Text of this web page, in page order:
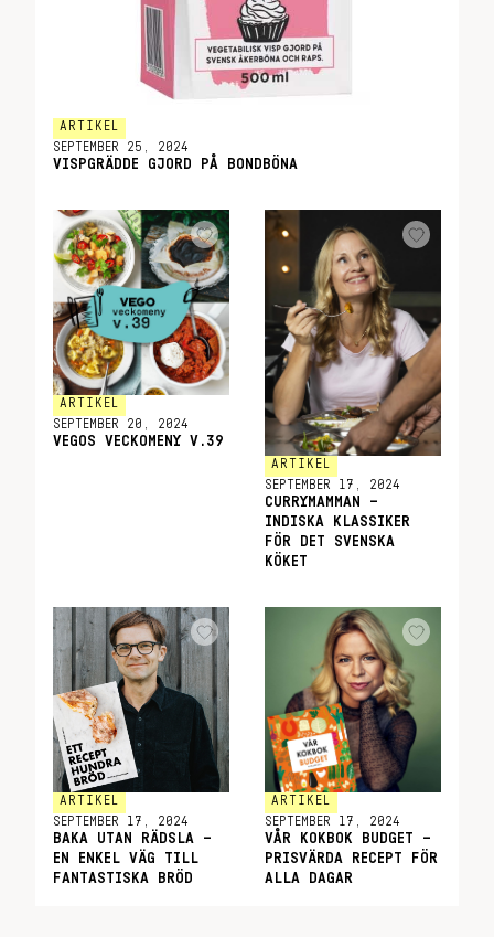
ARTIKEL
SEPTEMBER 25, 2024
VISPGRÄDDE GJORD PÅ BONDBÖNA
ARTIKEL
SEPTEMBER 20, 2024
VEGOS VECKOMENY V.39
ARTIKEL
SEPTEMBER 17, 2024
CURRYMAMMAN –
INDISKA KLASSIKER
FÖR DET SVENSKA
KÖKET
ARTIKEL
SEPTEMBER 17, 2024
BAKA UTAN RÄDSLA –
EN ENKEL VÄG TILL
FANTASTISKA BRÖD
ARTIKEL
SEPTEMBER 17, 2024
VÅR KOKBOK BUDGET –
PRISVÄRDA RECEPT FÖR
ALLA DAGAR